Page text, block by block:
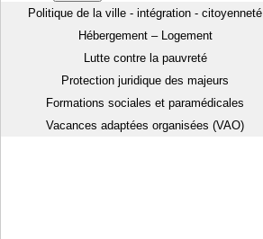
Politique de la ville - intégration - citoyenneté
Hébergement – Logement
Lutte contre la pauvreté
Protection juridique des majeurs
Formations sociales et paramédicales
Vacances adaptées organisées (VAO)